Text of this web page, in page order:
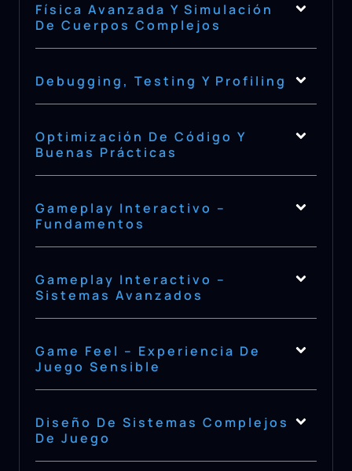
Física Avanzada Y Simulación
De Cuerpos Complejos
Debugging, Testing Y Profiling
Optimización De Código Y
Buenas Prácticas
Gameplay Interactivo –
Fundamentos
Gameplay Interactivo –
Sistemas Avanzados
Game Feel – Experiencia De
Juego Sensible
Diseño De Sistemas Complejos
De Juego